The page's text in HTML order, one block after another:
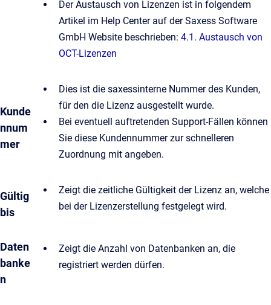
Der Austausch von Lizenzen ist in folgendem
Artikel im Help Center auf der Saxess Software
GmbH Website beschrieben: 4.1. Austausch von
OCT-Lizenzen
Kunde
nnum
mer
Dies ist die saxessinterne Nummer des Kunden,
für den die Lizenz ausgestellt wurde.
Bei eventuell auftretenden Support-Fällen können
Sie diese Kundennummer zur schnelleren
Zuordnung mit angeben.
Gültig
bis
Zeigt die zeitliche Gültigkeit der Lizenz an, welche
bei der Lizenzerstellung festgelegt wird.
Daten
banke
n
Zeigt die Anzahl von Datenbanken an, die
registriert werden dürfen.